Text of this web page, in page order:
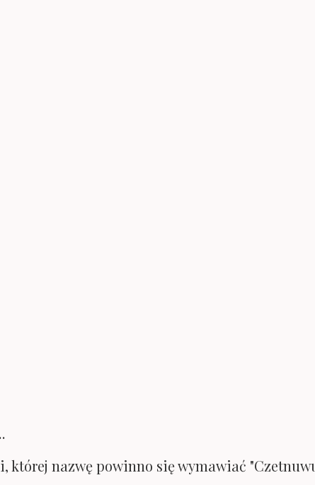
możemy zaparkować tam przez dowolnie
Światła wyjazdowe z parkingu